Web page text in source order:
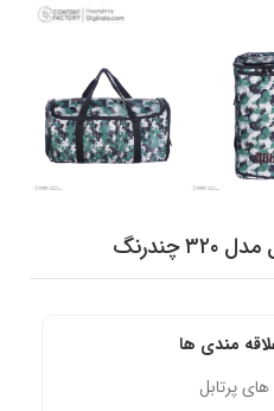
مندی ها
پرتابل